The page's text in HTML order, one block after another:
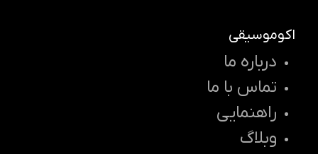
اکوموسیقی
درباره ما
تماس با ما
راهنمایی
وبلاگ